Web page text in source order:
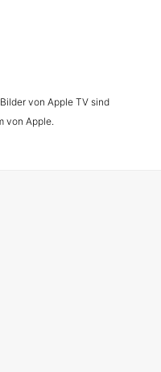
von Apple TV sind
von Apple.